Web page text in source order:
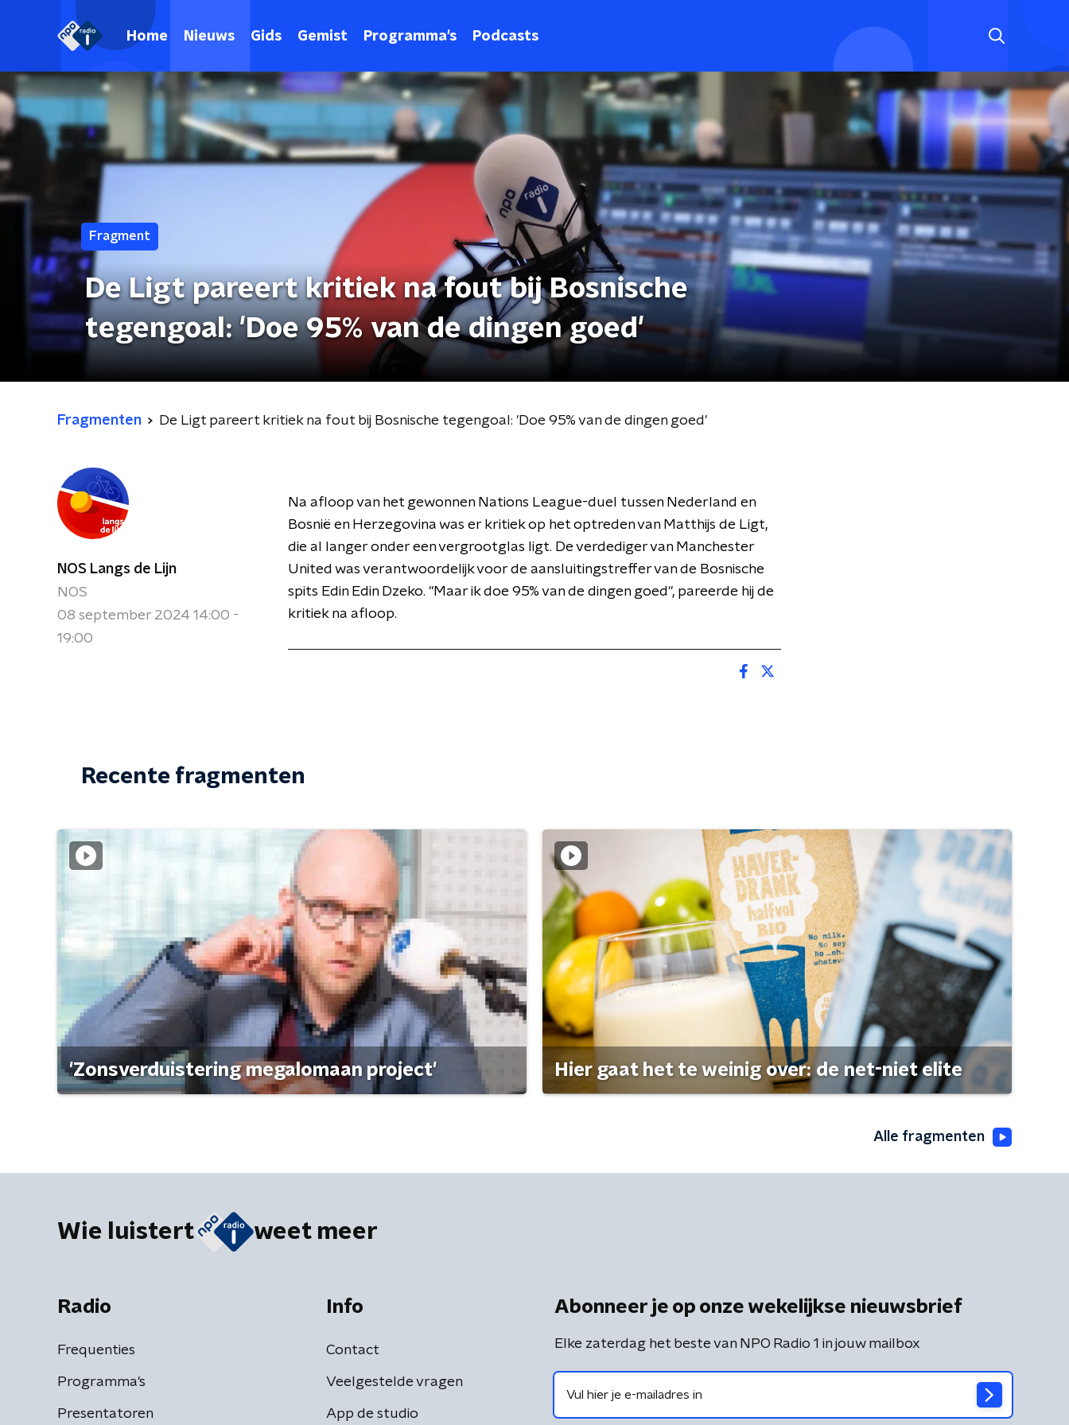
Home Nieuws Gids Gemist Programma's Podcasts
Fragment
De Ligt pareert kritiek na fout bij Bosnische
tegengoal: 'Doe 95% van de dingen goed'
Fragmenten De Ligt pareert kritiek na fout bij Bosnische tegengoal: 'Doe 95% van de dingen goed'
NOS Langs de Lijn
NOS
08 september 2024 14:00 -
19:00
Na afloop van het gewonnen Nations League-duel tussen Nederland en
Bosnië en Herzegovina was er kritiek op het optreden van Matthijs de Ligt,
die al langer onder een vergrootglas ligt. De verdediger van Manchester
United was verantwoordelijk voor de aansluitingstreffer van de Bosnische
spits Edin Edin Dzeko. "Maar ik doe 95% van de dingen goed", pareerde hij de
kritiek na afloop.
Recente fragmenten
'Zonsverduistering megalomaan project' Hier gaat het te weinig over: de net-niet elite
Alle fragmenten
Wie luistert weet meer
Radio
Frequenties
Programma's
Presentatoren
Info
Contact
Veelgestelde vragen
App de studio
Abonneer je op onze wekelijkse nieuwsbrief
Elke zaterdag het beste van NPO Radio 1 in jouw mailbox